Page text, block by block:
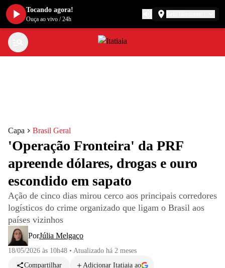
Capa Brasil Geral
'Operação Fronteira' da PRF
apreende dólares, drogas e ouro
escondido em sapato
Ação de cinco dias mirou cerco aos principais corredores
logísticos do crime organizado que ligam o Brasil aos
países vizinhos
PorJúlia Melgaço
18/05/2026 às 10h48 • Atualizado há 2 meses
Compartilhar
Adicionar Itatiaia ao
Tocando agora!
Ouça ao vivo /24h